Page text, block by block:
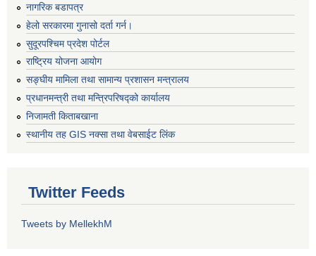
नागरिक बडापत्र
हेलो सरकारमा गुनासो दर्ता गर्न।
सुदूरपश्चिम प्रदेश पोर्टल
राष्ट्रिय योजना आयोग
सङ्‍घीय मामिला तथा सामान्य प्रशासन मन्त्रालय
प्रधानमन्त्री तथा मन्त्रिपरिषद्को कार्यालय
निजामती किताबखाना
स्थानीय तह GIS नक्सा तथा वेबसाईट लिंक
Twitter Feeds
Tweets by MellekhM